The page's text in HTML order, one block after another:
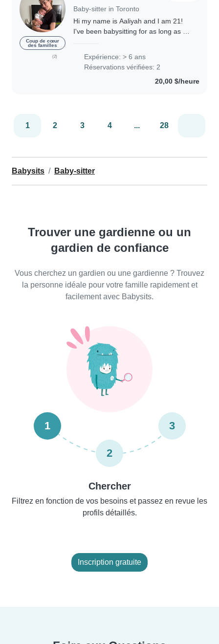
Coup de cœur
des familles
(2)
Baby-sitter in Toronto
Hi my name is Aaliyah and I am 21!
I've been babysitting for as long as I
family and working at many daycares
Expérience: > 6 ans
Réservations vérifiées: 2
20,00 $/heure
1 2 3 4 ... 28
Babysits Baby-sitter
Trouver une gardienne ou un
gardien de confiance
Vous cherchez un gardien ou une gardienne ? Trouvez
la personne idéale pour votre famille rapidement et
facilement avec Babysits.
1
2
3
Chercher
Filtrez en fonction de vos besoins et passez en revue les
profils détaillés.
Inscription gratuite